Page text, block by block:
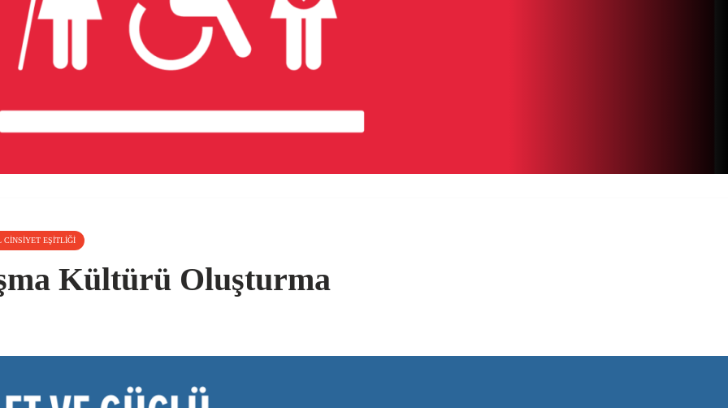
CINSIYET EŞITLIĞI
Kültürü Oluşturma